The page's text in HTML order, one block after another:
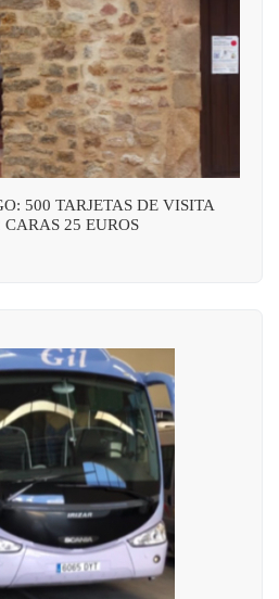
500 TARJETAS DE VISITA
CARAS 25 EUROS